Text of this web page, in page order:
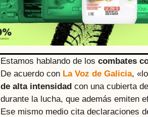
Estamos hablando de los combates
De acuerdo con La Voz de Galicia,
de alta intensidadcon una cubierta
durante la lucha, que además emiten
Ese mismo medio cita declaraciones